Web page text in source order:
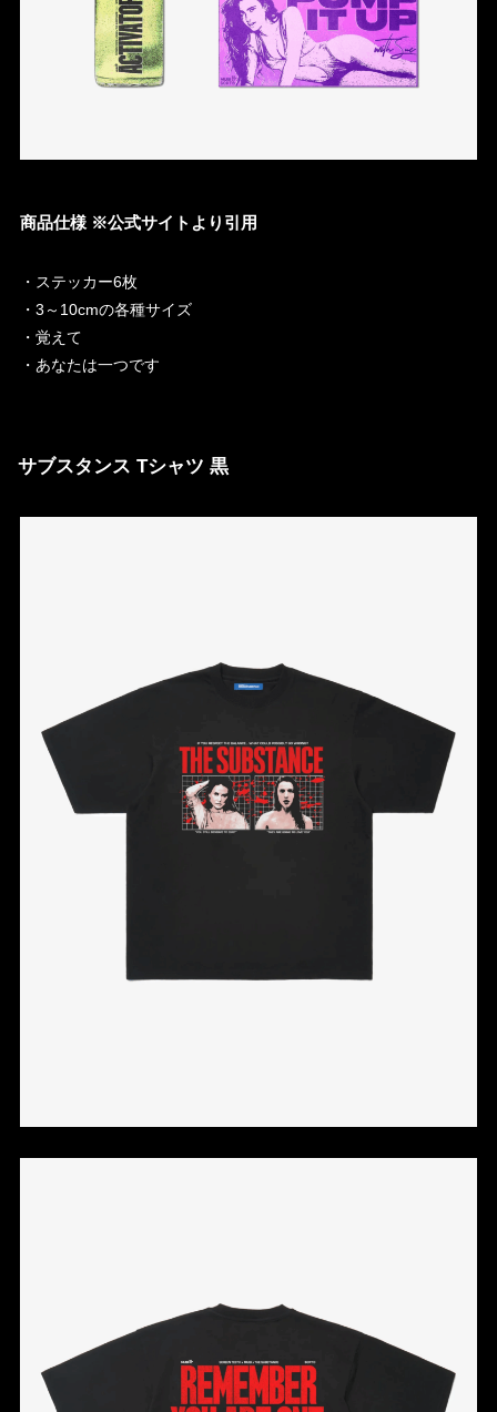
商品仕様 ※公式サイトより引用
・ステッカー6枚
・3～10cmの各種サイ​​ズ
・覚えて
・あなたは一つです
サブスタンス Tシャツ 黒